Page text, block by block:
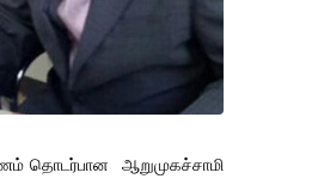
தொடர்பான ஆறுமுகச்சாமி